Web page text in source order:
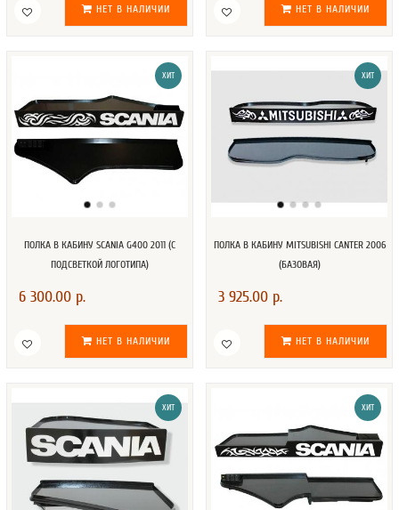
НЕТ В НАЛИЧИИ НЕТ В НАЛИЧИИ
ХИТ
ПОЛКА В КАБИНУ SCANIA G400 2011 (С
ПОДСВЕТКОЙ ЛОГОТИПА)
6 300.00 р.
НЕТ В НАЛИЧИИ
ХИТ
ПОЛКА В КАБИНУ MITSUBISHI CANTER 2006
(БАЗОВАЯ)
3 925.00 р.
НЕТ В НАЛИЧИИ
ХИТ ХИТ